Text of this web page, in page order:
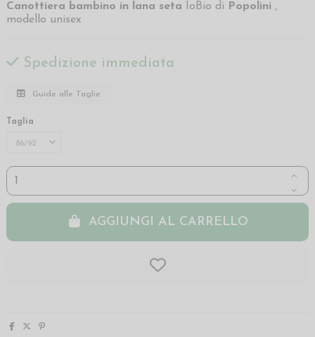
Canottiera bambino in lana seta IoBio di Popolini ,
modello unisex
Spedizione immediata
Guide alle Taglie
Taglia
AGGIUNGI AL CARRELLO